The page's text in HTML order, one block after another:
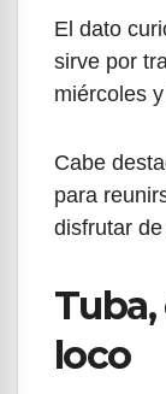
El dato
sirve por
miércoles
Cabe
para
disfrutar
loco